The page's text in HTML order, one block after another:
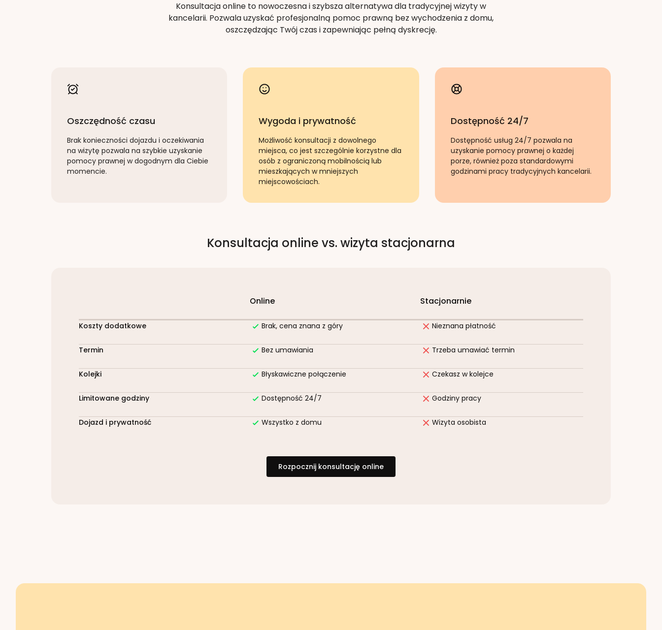
Konsultacja online to nowoczesna i szybsza alternatywa dla tradycyjnej wizyty w
kancelarii. Pozwala uzyskać profesjonalną pomoc prawną bez wychodzenia z domu,
oszczędzając Twój czas i zapewniając pełną dyskrecję.
Oszczędność czasu
Brak konieczności dojazdu i oczekiwania
na wizytę pozwala na szybkie uzyskanie
pomocy prawnej w dogodnym dla Ciebie
momencie.
Wygoda i prywatność
Możliwość konsultacji z dowolnego
miejsca, co jest szczególnie korzystne dla
osób z ograniczoną mobilnością lub
mieszkających w mniejszych
miejscowościach.
Dostępność 24/7
Dostępność usług 24/7 pozwala na
uzyskanie pomocy prawnej o każdej
porze, również poza standardowymi
godzinami pracy tradycyjnych kancelarii.
Konsultacja online vs. wizyta stacjonarna
Online Stacjonarnie
Koszty dodatkowe Brak, cena znana z góry Nieznana płatność
Termin Bez umawiania Trzeba umawiać termin
Kolejki Błyskawiczne połączenie Czekasz w kolejce
Limitowane godziny Dostępność 24/7 Godziny pracy
Dojazd i prywatność Wszystko z domu Wizyta osobista
Rozpocznij konsultację online